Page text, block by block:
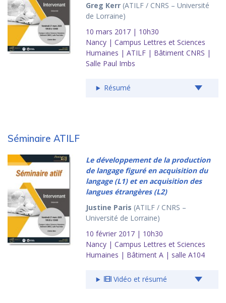
Greg Kerr(ATILF / CNRS – Université
de Lorraine)
10 mars 2017 | 10h30
Nancy | Campus Lettres et Sciences
Humaines | ATILF | Bâtiment CNRS |
Salle Paul Imbs
Résumé
Séminaire ATILF
Le développement de la production
de langage figuré en acquisition du
langage (L1) et en acquisition des
langues étrangères (L2)
Justine Paris (ATILF / CNRS –
Université de Lorraine)
10 février 2017 | 10h30
Nancy | Campus Lettres et Sciences
Humaines | Bâtiment A | salle A104
Vidéo et résumé